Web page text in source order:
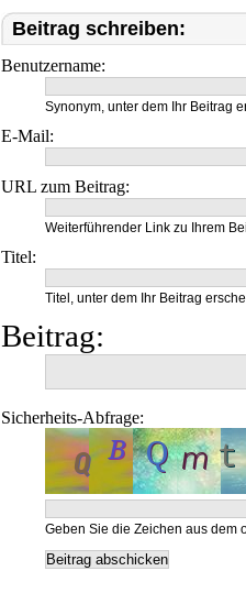
Beitrag schreiben:
Benutzername:
Synonym, unter dem Ihr Beitrag
E-Mail:
URL zum Beitrag:
Weiterführender Link zu Ihrem
Titel:
Titel, unter dem Ihr Beitrag
Beitrag:
Sicherheits-Abfrage:
Geben Sie die Zeichen aus dem